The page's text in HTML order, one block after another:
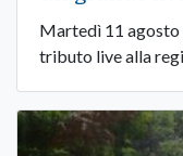
Martedì 11
tributo live alla